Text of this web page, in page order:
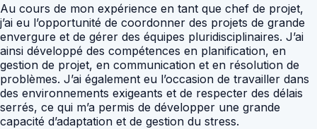
Au cours de mon expérience en tant que chef de projet,
j’ai eu l’opportunité de coordonner des projets de grande
envergure et de gérer des équipes pluridisciplinaires. J’ai
ainsi développé des compétences en planification, en
gestion de projet, en communication et en résolution de
problèmes. J’ai également eu l’occasion de travailler dans
des environnements exigeants et de respecter des délais
serrés, ce qui m’a permis de développer une grande
capacité d’adaptation et de gestion du stress.